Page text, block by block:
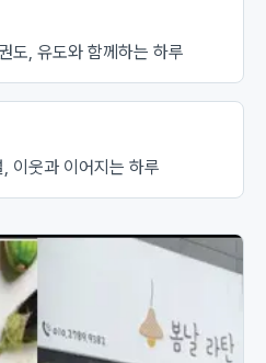
도, 유도와 함께하는 하루
이웃과 이어지는 하루